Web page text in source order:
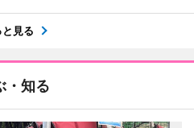
と見る
・知る